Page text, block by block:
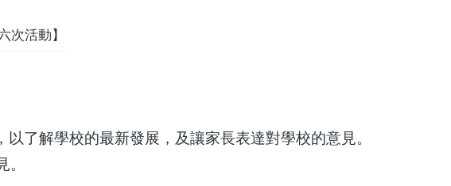
次活動】
了解學校的最新發展，及讓家長表達對學校的意見。